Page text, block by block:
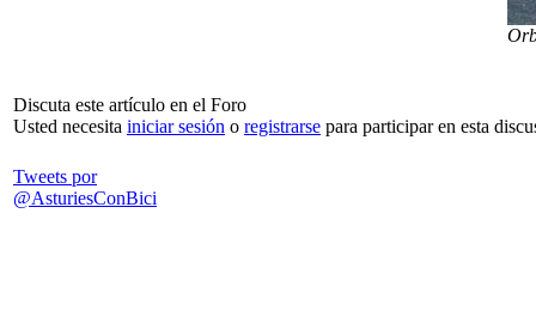
Discuta este artículo en el Foro
Usted necesita iniciar sesión o registrarse para participar en esta
Tweets por
@AsturiesConBici